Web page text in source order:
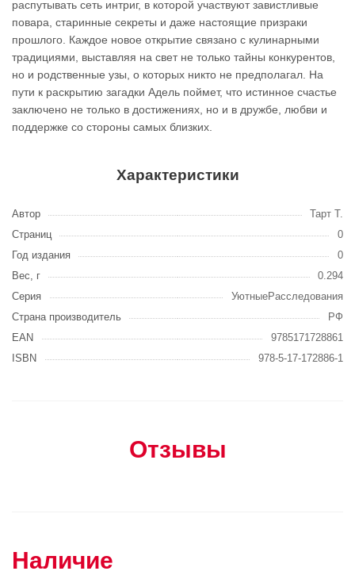
распутывать сеть интриг, в которой участвуют завистливые
повара, старинные секреты и даже настоящие призраки
прошлого. Каждое новое открытие связано с кулинарными
традициями, выставляя на свет не только тайны конкурентов,
но и родственные узы, о которых никто не предполагал. На
пути к раскрытию загадки Адель поймет, что истинное счастье
заключено не только в достижениях, но и в дружбе, любви и
поддержке со стороны самых близких.
Характеристики
Автор
Тарт Т.
Страниц
0
Год издания
0
Вес, г
0.294
Серия
УютныеРасследования
Страна производитель
РФ
EAN
9785171728861
ISBN
978-5-17-172886-1
Отзывы
Наличие